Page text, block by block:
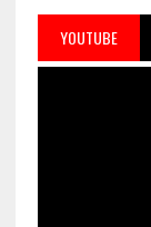
YOUTUBE